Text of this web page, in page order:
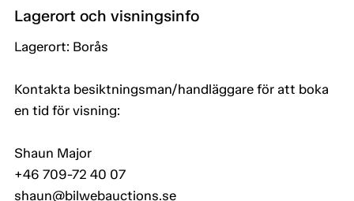
Lagerort och visningsinfo
Lagerort: Borås
Kontakta besiktningsman/handläggare för att boka
en tid för visning:
Shaun Major
+46 709-72 40 07
shaun@bilwebauctions.se